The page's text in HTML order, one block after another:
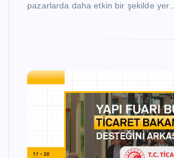
pazarlarda daha etkin bir şekilde yer…